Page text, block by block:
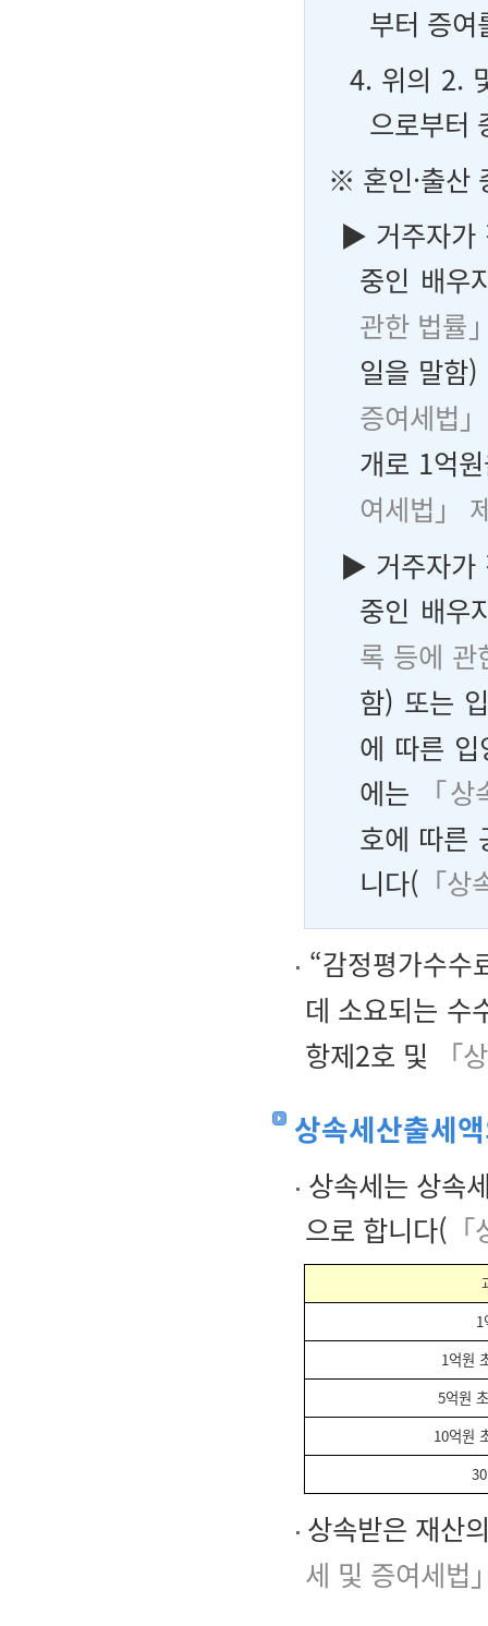
부터 증
4. 위의 2.
으로부터
※ 혼인·출산
▶ 거주자가
중인 배우
관한 법률
일을 말함
증여세법
개로 1억
여세법」
▶ 거주자가
중인 배우
록 등에
함) 또는
에 따른
에는
「
호에 따른
니다( 「
“감정평가수수
데 소요되는 수
항제2호 및
「
상속세산출세
상속세는 상속
으로 합니다(
1
1억원
5억원
10억원
상속받은 재산
세 및 증여세법